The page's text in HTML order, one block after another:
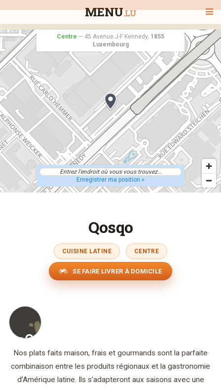
MENU.LU
BIENVENUE
TOUS LES RESTAURANTS
RECHERCHER UN RESTAURANT
Centre — 45 Avenue J-F Kennedy, 1855
Luxembourg
Enregistrer ma position »
Qosqo
CUISINE LATINE CENTRE
SE FAIRE LIVRER À DOMICILE
Nos plats faits maison, frais et gourmands sont la parfaite
combinaison entre les produits régionaux et la gastronomie
d’Amérique latine. Ils s’adapteront aux saisons avec une